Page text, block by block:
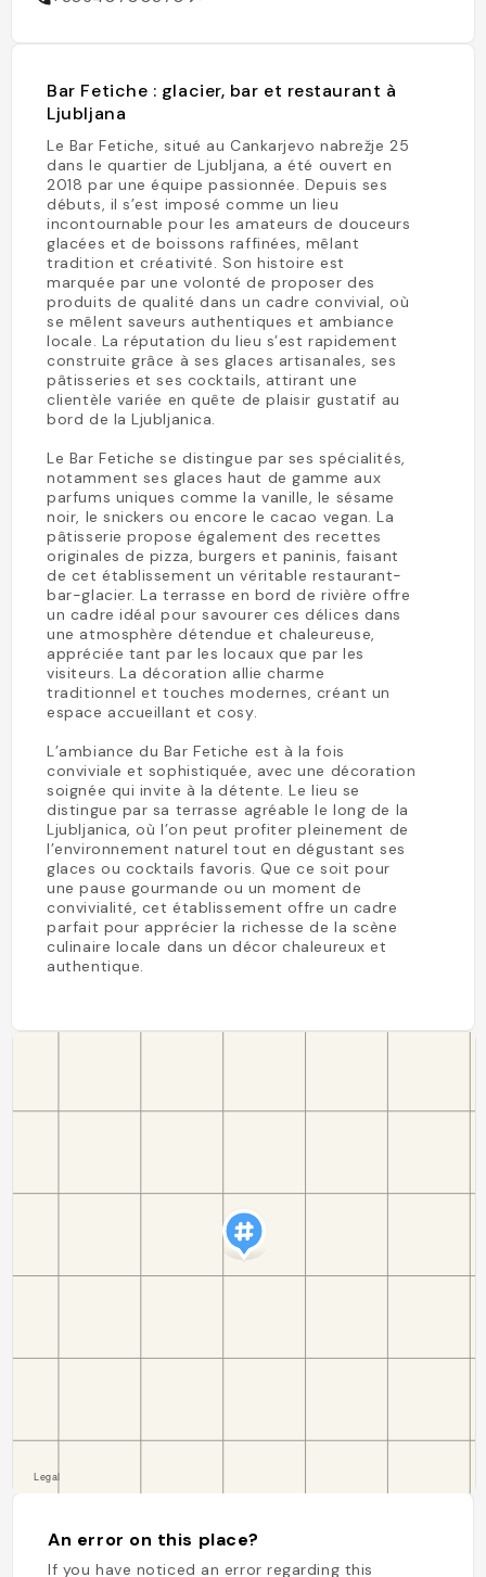
Bar Fetiche : glacier, bar et restaurant à
Ljubljana
Le Bar Fetiche, situé au Cankarjevo nabrežje 25
dans le quartier de Ljubljana, a été ouvert en
2018 par une équipe passionnée. Depuis ses
débuts, il s’est imposé comme un lieu
incontournable pour les amateurs de douceurs
glacées et de boissons raffinées, mêlant
tradition et créativité. Son histoire est
marquée par une volonté de proposer des
produits de qualité dans un cadre convivial, où
se mêlent saveurs authentiques et ambiance
locale. La réputation du lieu s’est rapidement
construite grâce à ses glaces artisanales, ses
pâtisseries et ses cocktails, attirant une
clientèle variée en quête de plaisir gustatif au
bord de la Ljubljanica.
Le Bar Fetiche se distingue par ses spécialités,
notamment ses glaces haut de gamme aux
parfums uniques comme la vanille, le sésame
noir, le snickers ou encore le cacao vegan. La
pâtisserie propose également des recettes
originales de pizza, burgers et paninis, faisant
de cet établissement un véritable restaurant-
bar-glacier. La terrasse en bord de rivière offre
un cadre idéal pour savourer ces délices dans
une atmosphère détendue et chaleureuse,
appréciée tant par les locaux que par les
visiteurs. La décoration allie charme
traditionnel et touches modernes, créant un
espace accueillant et cosy.
L’ambiance du Bar Fetiche est à la fois
conviviale et sophistiquée, avec une décoration
soignée qui invite à la détente. Le lieu se
distingue par sa terrasse agréable le long de la
Ljubljanica, où l’on peut profiter pleinement de
l’environnement naturel tout en dégustant ses
glaces ou cocktails favoris. Que ce soit pour
une pause gourmande ou un moment de
convivialité, cet établissement offre un cadre
parfait pour apprécier la richesse de la scène
culinaire locale dans un décor chaleureux et
authentique.
An error on this place?
If you have noticed an error regarding this